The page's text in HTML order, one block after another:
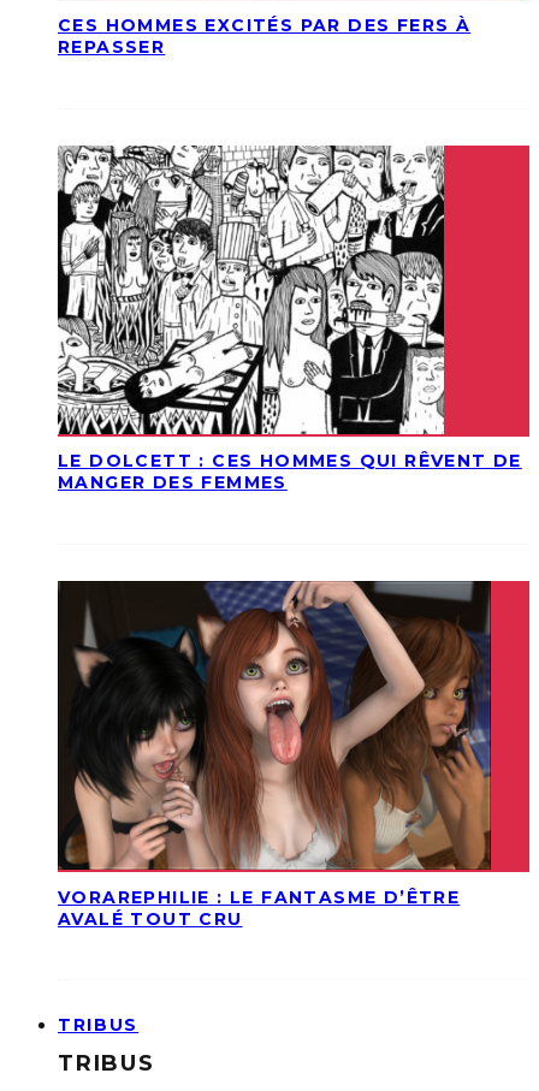
CES HOMMES EXCITÉS PAR DES FERS À
REPASSER
LE DOLCETT : CES HOMMES QUI RÊVENT DE
MANGER DES FEMMES
VORAREPHILIE : LE FANTASME D’ÊTRE
AVALÉ TOUT CRU
TRIBUS
TRIBUS